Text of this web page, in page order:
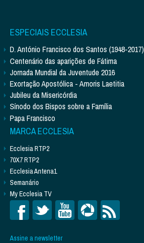
ESPECIAIS ECCLESIA
D. António Francisco dos Santos (1948-2017)
Centenário das aparições de Fátima
Jornada Mundial da Juventude 2016
Exortação Apostólica - Amoris Laetitia
Jubileu da Misericórdia
Sínodo dos Bispos sobre a Família
Papa Francisco
MARCA ECCLESIA
Ecclesia RTP2
70X7 RTP2
Ecclesia Antena1
Semanário
My Ecclesia TV
Assine a newsletter